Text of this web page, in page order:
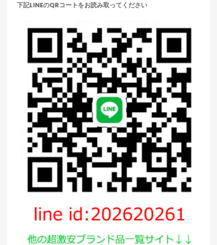
下記LINEのQRコートをお読み取ってください